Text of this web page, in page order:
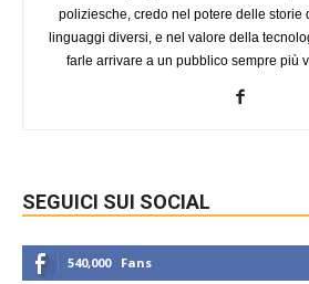
poliziesche, credo nel potere delle storie
linguaggi diversi, e nel valore della
farle arrivare a un pubblico sempre più
SEGUICI SUI SOCIAL
540,000 Fans